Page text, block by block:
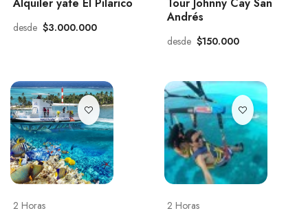
desde $3.000.000
Andrés
desde $150.000
2 Horas 2 Horas